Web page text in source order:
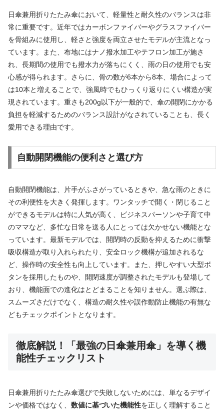
日傘兼用折りたたみ傘において、軽量性と耐久性のバランスは非
常に重要です。近年ではカーボンファイバーやグラスファイバー
を骨組みに使用し、軽さと強度を両立させたモデルが主流となっ
ています。また、布地にはナノ撥水加工やテフロン加工が施さ
れ、長期間の使用でも撥水力が落ちにくく、雨の日の使用でも安
心感が得られます。さらに、骨の数が6本から8本、場合によって
は10本と増えることで、強風時でもひっくり返りにくい構造が実
現されています。重さも200g以下が一般的で、傘の開閉にかかる
負担を軽減するためのバランス設計がなされていることも、長く
愛用できる理由です。
自動開閉機能の便利さと選び方
自動開閉機能は、片手がふさがっているときや、急な雨のときに
その利便性を大きく発揮します。ワンタッチで開く・閉じること
ができるモデルは特に人気が高く、ビジネスパーソンや子育て中
のママなど、多忙な日常を送る人にとっては欠かせない機能とな
っています。最新モデルでは、開閉時の反動を抑えるために衝撃
吸収構造が取り入れられたり、安全ロック機構が追加されるな
ど、操作時の安全性も向上しています。また、押しやすい大型ボ
タンを採用したものや、開閉速度が調整されたモデルも登場して
おり、機能面での進化はとどまることを知りません。選ぶ際は、
スムーズさだけでなく、構造の耐久性や誤作動防止機能の有無な
どもチェックポイントとなります。
徹底解説！「最強の日傘兼用傘」を導く機
能性チェックリスト
日傘兼用折りたたみ傘選びで失敗しないためには、単なるデザイ
ンや価格ではなく、 数値に基づいた機能性を正しく理解すること